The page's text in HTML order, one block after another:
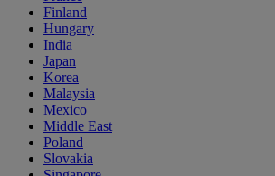
Finland
Hungary
India
Japan
Korea
Malaysia
Mexico
Middle East
Poland
Slovakia